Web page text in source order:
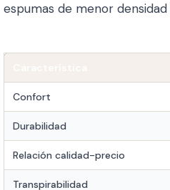
espumas de menor
Confort
Durabilidad
Relación calidad-precio
Transpirabilidad